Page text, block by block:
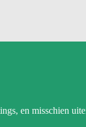
en misschien